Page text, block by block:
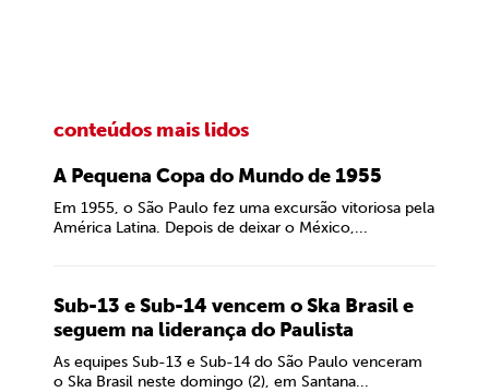
conteúdos mais lidos
A Pequena Copa do Mundo de 1955
Em 1955, o São Paulo fez uma excursão vitoriosa pela
América Latina. Depois de deixar o México,...
Sub-13 e Sub-14 vencem o Ska Brasil e
seguem na liderança do Paulista
As equipes Sub-13 e Sub-14 do São Paulo venceram
o Ska Brasil neste domingo (2), em Santana...